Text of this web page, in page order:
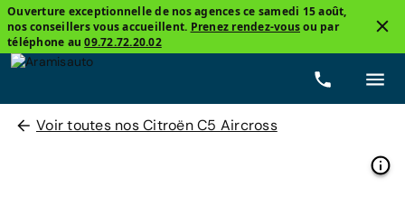
Ouverture exceptionnelle de nos agences ce samedi 15 août,
nos conseillers vous accueillent. Prenez rendez-vousou par
téléphone au09.72.72.20.02
Voir toutes nos Citroën C5 Aircross